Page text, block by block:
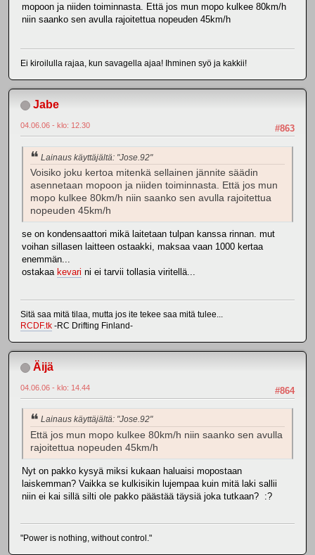
mopoon ja niiden toiminnasta. Että jos mun mopo kulkee 80km/h
niin saanko sen avulla rajoitettua nopeuden 45km/h
Ei kiroilulla rajaa, kun savagella ajaa! Ihminen syö ja kakkii!
Jabe
#863
04.06.06 - klo: 12.30
Lainaus käyttäjältä: "Jose.92"
Voisiko joku kertoa mitenkä sellainen jännite säädin
asennetaan mopoon ja niiden toiminnasta. Että jos mun
mopo kulkee 80km/h niin saanko sen avulla rajoitettua
nopeuden 45km/h
se on kondensaattori mikä laitetaan tulpan kanssa rinnan. mut
voihan sillasen laitteen ostaakki, maksaa vaan 1000 kertaa
enemmän...
ostakaa kevari ni ei tarvii tollasia viritellä...
Sitä saa mitä tilaa, mutta jos ite tekee saa mitä tulee...
RCDF.tk -RC Drifting Finland-
Äijä
#864
04.06.06 - klo: 14.44
Lainaus käyttäjältä: "Jose.92"
Että jos mun mopo kulkee 80km/h niin saanko sen avulla
rajoitettua nopeuden 45km/h
Nyt on pakko kysyä miksi kukaan haluaisi mopostaan
laiskemman? Vaikka se kulkisikin lujempaa kuin mitä laki sallii
niin ei kai sillä silti ole pakko päästää täysiä joka tutkaan? :?
"Power is nothing, without control."